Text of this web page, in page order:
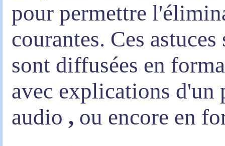
pour permettre
courantes. Ces
sont diffusées en
avec explications d'un
audio , ou encore en